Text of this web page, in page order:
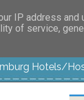
Hotels/
IP address and
of service,